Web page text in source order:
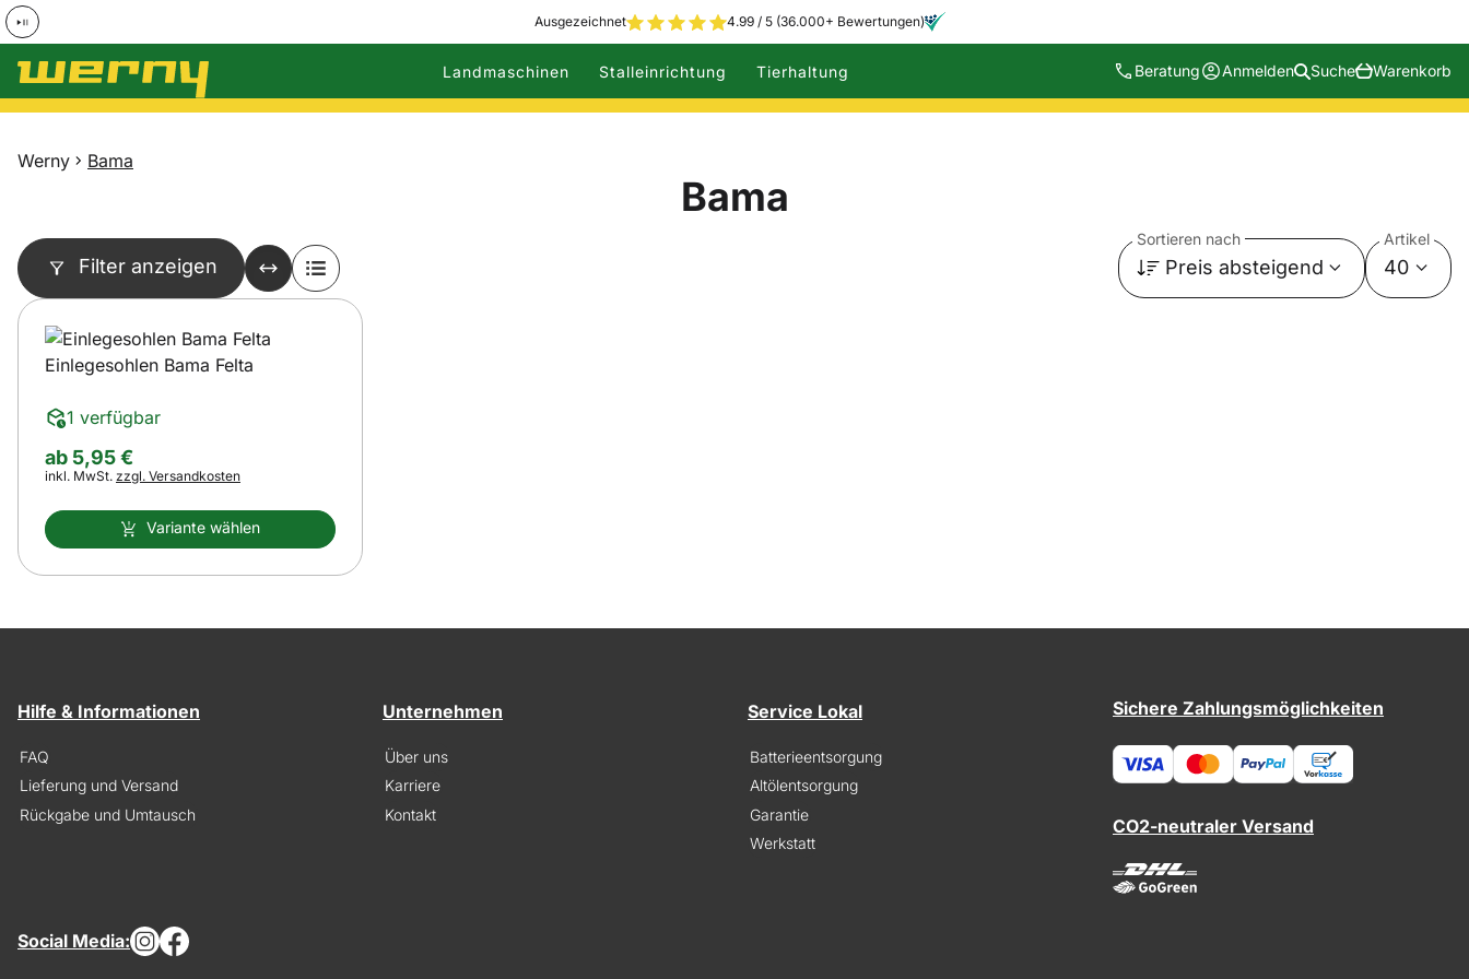
Ausgezeichnet 4.99 / 5 (36.000+ Bewertungen)
Zum Hauptinhalt springen
Landmaschinen Stalleinrichtung Tierhaltung Beratung Anmelden Suche Warenkorb
Werny Bama
Bama
Filter anzeigen
Sortieren nach
Preis absteigend
Artikel
40
Einlegesohlen Bama Felta
1 verfügbar
ab:
ab 5,95€
Steuerhinweis:
inkl. MwSt. zzgl. Versandkosten
Variante wählen
Hilfe & Informationen
FAQ
Lieferung und Versand
Rückgabe und Umtausch
Unternehmen
Über uns
Karriere
Kontakt
Service Lokal
Batterieentsorgung
Altölentsorgung
Garantie
Werkstatt
Sichere Zahlungsmöglichkeiten
CO2-neutraler Versand
Social Media: